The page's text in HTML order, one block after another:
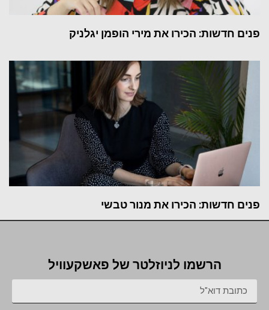
פנים חדשות: הכירו את מירי הופמן יגלניק
פנים חדשות: הכירו את מנור טבשי
הרשמו לניוזלטר של פאשקעוויל